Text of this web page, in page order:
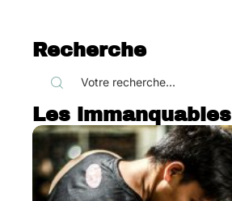
Recherche
Les immanquables